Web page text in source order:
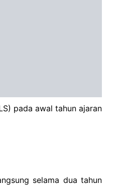
pada awal tahun ajaran
selama dua tahun